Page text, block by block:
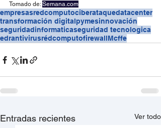
Tomado de: Semana.com
empresasredcomputociberataquedatacenter
transformación digitalpymesinnovación
seguridadinformaticaseguridad tecnologica
edrantivirusrédcomputofirewallMcffe
Entradas recientes Ver todo